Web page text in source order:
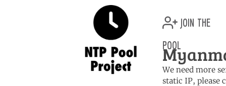
join the
pool
We need more
static IP, please